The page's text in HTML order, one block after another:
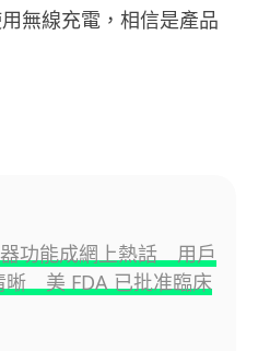
無線充電，相信是產品
功能成網上熱話 用戶
晰 美 FDA 已批准臨床